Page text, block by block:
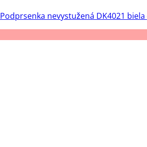
Podprsenka nevystužená DK4021 biela